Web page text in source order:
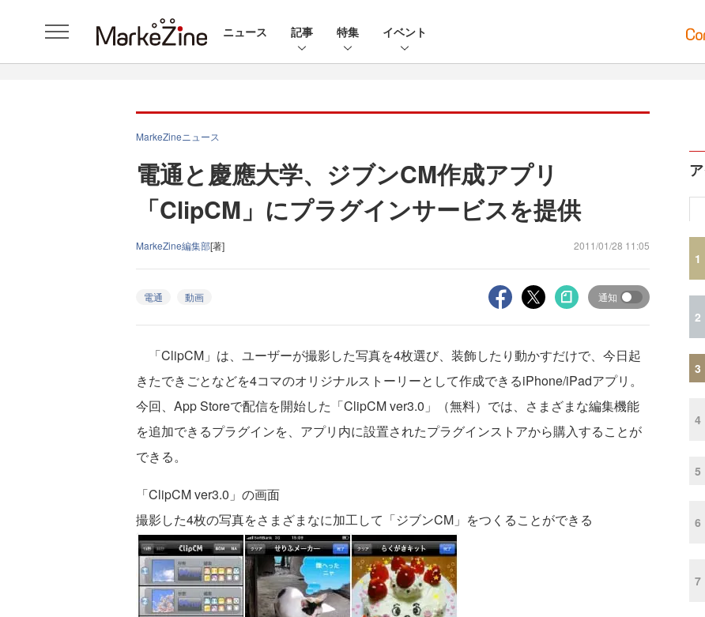
ニュース 記事 特集 イベント
MarkeZineニュース
電通と慶應大学、ジブンCM作成アプリ
「ClipCM」にプラグインサービスを提供
MarkeZine編集部[著] 2011/01/28 11:05
電通 動画 通知
「ClipCM」は、ユーザーが撮影した写真を4枚選び、装飾したり動かすだけで、今日起
きたできごとなどを4コマのオリジナルストーリーとして作成できるiPhone/iPadアプリ。
今回、App Storeで配信を開始した「ClipCM ver3.0」（無料）では、さまざまな編集機能
を追加できるプラグインを、アプリ内に設置されたプラグインストアから購入することが
できる。
「ClipCM ver3.0」の画面
撮影した4枚の写真をさまざまなに加工して「ジブンCM」をつくることができる
1
2
3
4
5
6
7